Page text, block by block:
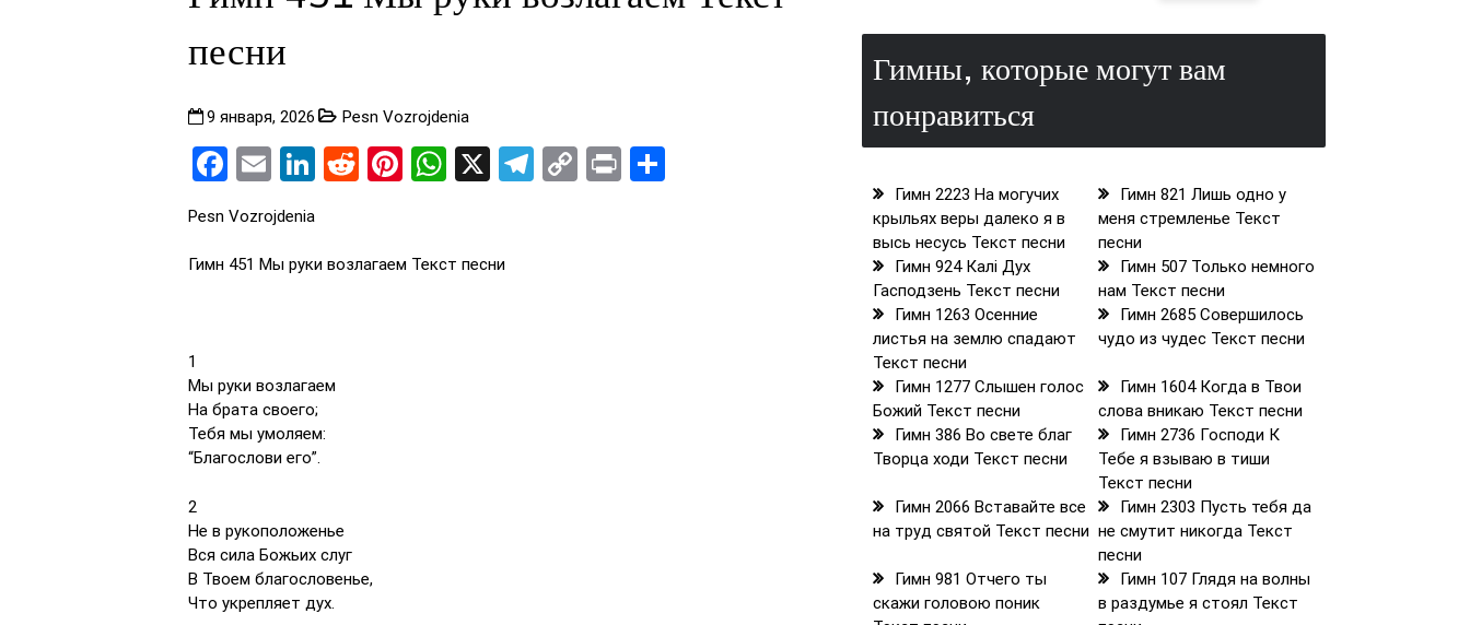
песни
9 января, 2026 Pesn Vozrojdenia
Facebook
EmailLinkedIn
RedditPinterest
WhatsApp
X Telegram
Copy
Print
Pesn Vozrojdenia
Гимн 451 Мы руки возлагаем Текст песни
1
Мы руки возлагаем
На брата своего;
Тебя мы умоляем:
“Благослови его”.
2
Не в рукоположенье
Вся сила Божьих слуг
В Твоем благословенье,
Что укрепляет дух.
Гимны, которые могут вам
понравиться
Гимн 2223 На могучих
крыльях веры далеко я в
высь несусь Текст песни
Гимн 821 Лишь одно у
меня стремленье Текст
песни
Гимн 924 Калі Дух
Гасподзень Текст песни
Гимн 507 Только немного
нам Текст песни
Гимн 1263 Осенние
листья на землю спадают
Текст песни
Гимн 2685 Совершилось
чудо из чудес Текст песни
Гимн 1277 Слышен голос
Божий Текст песни
Гимн 1604 Когда в Твои
слова вникаю Текст песни
Гимн 386 Во свете благ
Творца ходи Текст песни
Гимн 2736 Господи К
Тебе я взываю в тиши
Текст песни
Гимн 2066 Вставайте все
на труд святой Текст песни
Гимн 2303 Пусть тебя да
не смутит никогда Текст
песни
Гимн 981 Отчего ты
скажи головою поник
Гимн 107 Глядя на волны
в раздумье я стоял Текст